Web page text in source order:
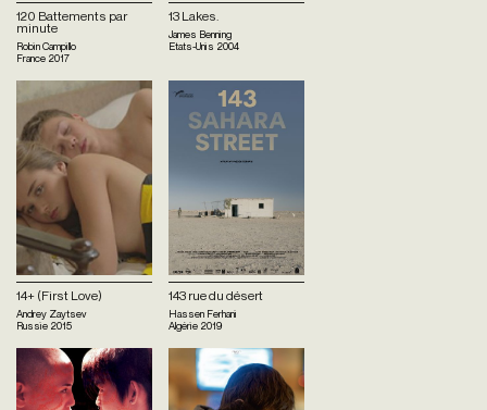
120 Battements par
minute
Robin Campillo
France 2017
13 Lakes.
James Benning
Etats-Unis 2004
14+ (First Love)
Andrey Zaytsev
Russie 2015
143 rue du désert
Hassen Ferhani
Algérie 2019